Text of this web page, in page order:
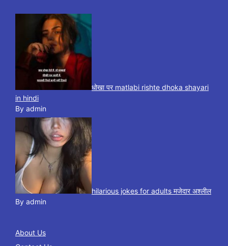
धोखा पर matlabi rishte dhoka shayari
in hindi
By admin
hilarious jokes for adults मजेदार अश्लील
By admin
About Us